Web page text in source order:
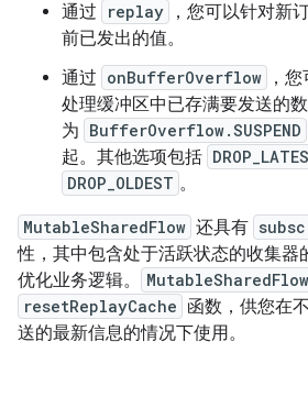
通过
replay
，您可以针对新
前已发出的值。
通过 onBufferOverflow
，
处理缓冲区中已存满要发送的
为 BufferOverflow.SUSPEND
起。其他选项包括
DROP_OLDEST 。
MutableSharedFlow 还具有
性，其中包含处于活跃状态的收集器
优化业务逻辑。
MutableSharedFlow
resetReplayCache 函数，供您在
送的最新信息的情况下使用。